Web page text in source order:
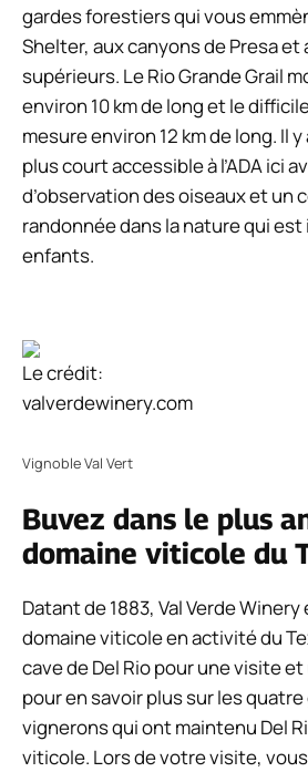
gardes forestiers qui vous
Shelter, aux canyons de Presa et
supérieurs. Le Rio Grande Grail
environ 10 km de long et le
mesure environ 12 km de long. Il
plus court accessible à l’ADA ici
d’observation des oiseaux et un
randonnée dans la nature qui est
enfants.
Le crédit:
valverdewinery.com
Vignoble Val Vert
Buvez dans le plus
domaine viticole du
Datant de 1883, Val Verde
domaine viticole en activité du
cave de Del Rio pour une visite
pour en savoir plus sur les
vignerons qui ont maintenu Del
viticole. Lors de votre visite,